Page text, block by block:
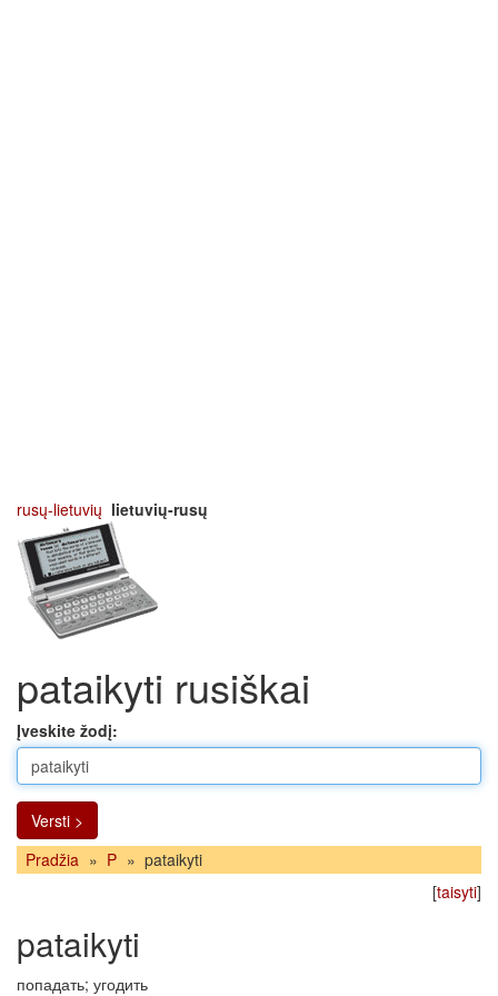
rusų-lietuvių lietuvių-rusų
pataikyti rusiškai
Įveskite žodį:
Versti >
Pradžia » P » pataikyti
[taisyti]
pataikyti
попадать; угодить